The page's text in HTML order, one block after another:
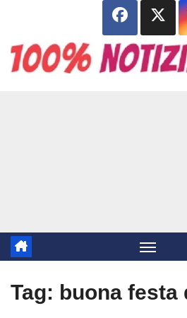
contenuto
Tag: buona festa